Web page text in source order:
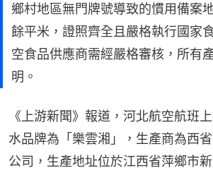
鄉村地區無門牌號導致的慣用備案
餘平米，證照齊全且嚴格執行國家
空食品供應商需經嚴格審核，所有
明。
《上游新聞》報道，河北航空航班
水品牌為「樂雲湘」，生產商為西
公司，生產地址位於江西省萍鄉市